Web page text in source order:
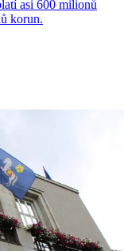
asi 600 milionů
korun.